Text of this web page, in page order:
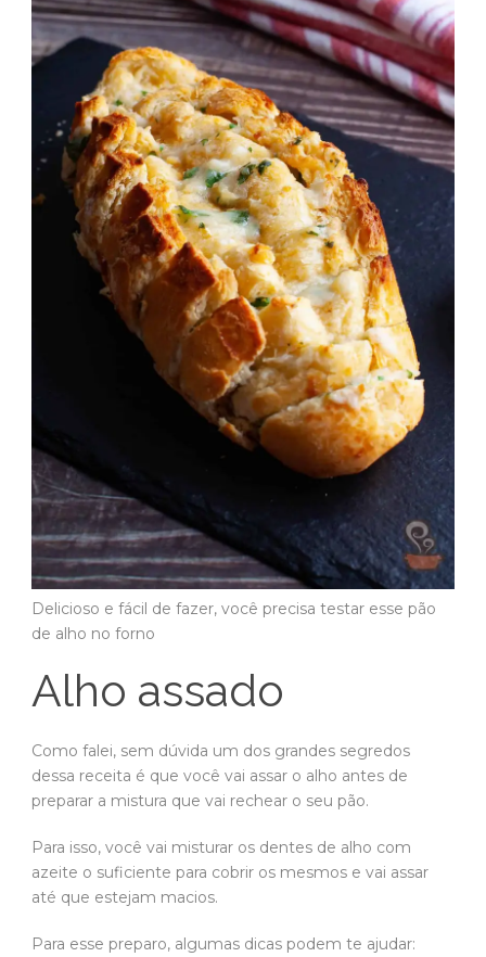
Delicioso e fácil de fazer, você precisa testar esse pão
de alho no forno
Alho assado
Como falei, sem dúvida um dos grandes segredos
dessa receita é que você vai assar o alho antes de
preparar a mistura que vai rechear o seu pão.
Para isso, você vai misturar os dentes de alho com
azeite o suficiente para cobrir os mesmos e vai assar
até que estejam macios.
Para esse preparo, algumas dicas podem te ajudar: